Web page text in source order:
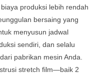
produksi lebih rendah
bersaing yang
menyusun jadwal
sendiri, dan selalu
pabrikan mesin Anda.
stretch film—baik 2